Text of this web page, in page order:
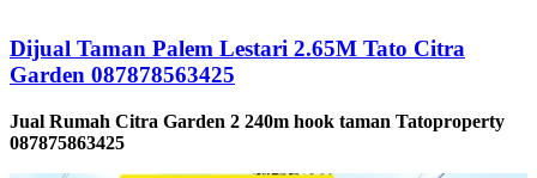
Dijual Taman Palem Lestari 2.65M Tato Citra
Garden 087878563425
Jual Rumah Citra Garden 2 240m hook taman Tatoproperty
087875863425